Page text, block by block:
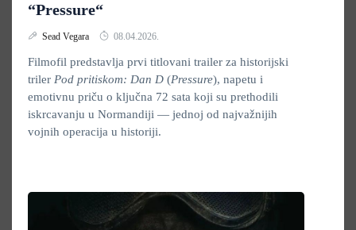
“Pressure“
Sead Vegara 08.04.2026.
Filmofil predstavlja prvi titlovani trailer za historijski
triler Pod pritiskom: Dan D (Pressure), napetu i
emotivnu priču o ključna 72 sata koji su prethodili
iskrcavanju u Normandiji — jednoj od najvažnijih
vojnih operacija u historiji.